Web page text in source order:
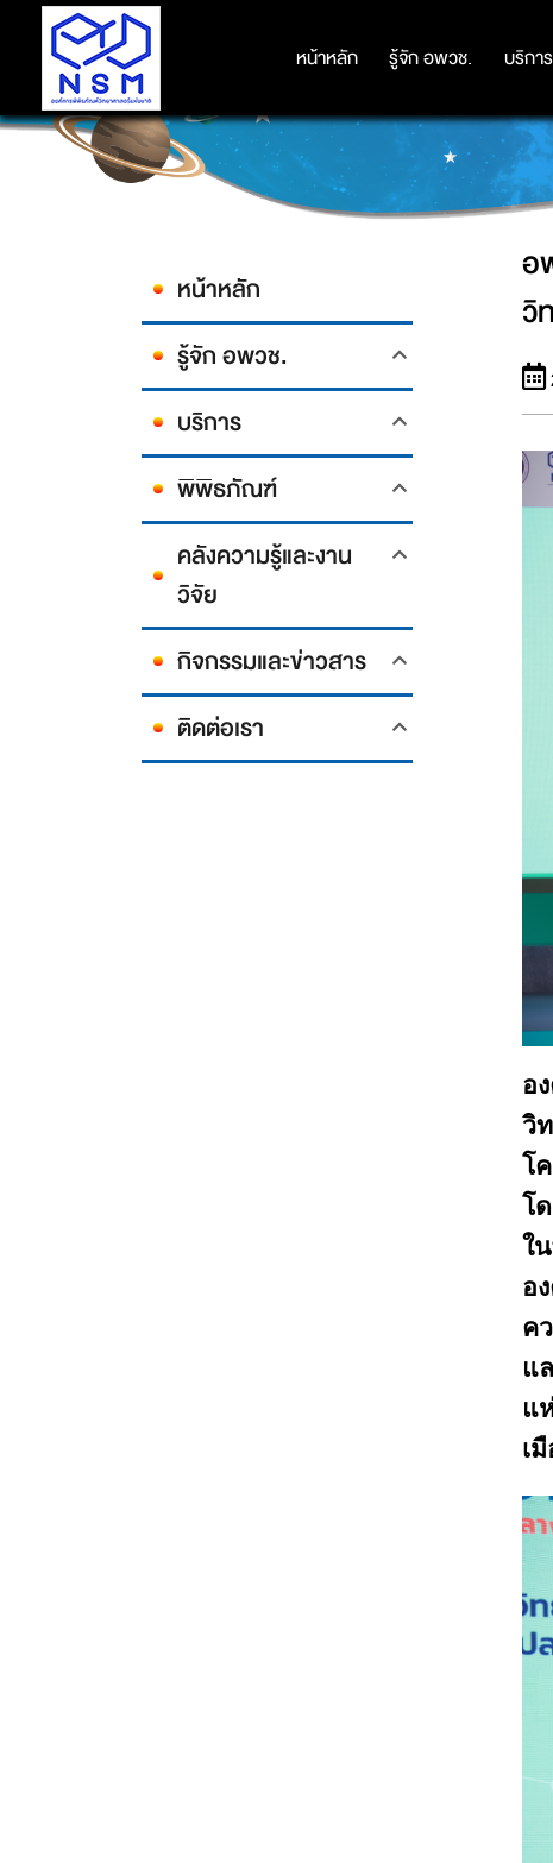
หน้าหลัก รู้จัก อพวช. บริการ
หน้าหลัก รู้จัก อพวช. บริการ
อพวช. ร่วมกับ สมาคมวิทยาศาสตร์
หน้าหลัก
รู้จัก อพวช.
บริการ
พิพิธภัณฑ์
คลังความรู้และงาน
วิจัย
กิจกรรมและข่าวสาร
ติดต่อเรา
อ
วิ
อ
วิ
โ
โ
ใ
อ
ค
แ
แ
เ